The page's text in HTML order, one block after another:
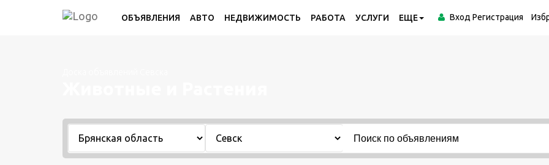
ОБЪЯВЛЕНИЯ АВТО НЕДВИЖИМОСТЬ РАБОТА УСЛУГИ ЕЩЕ Вход Регистрация